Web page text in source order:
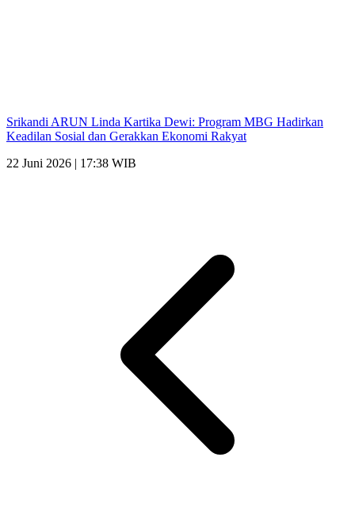
Srikandi ARUN Linda Kartika Dewi: Program MBG Hadirkan
Keadilan Sosial dan Gerakkan Ekonomi Rakyat
22 Juni 2026 | 17:38 WIB